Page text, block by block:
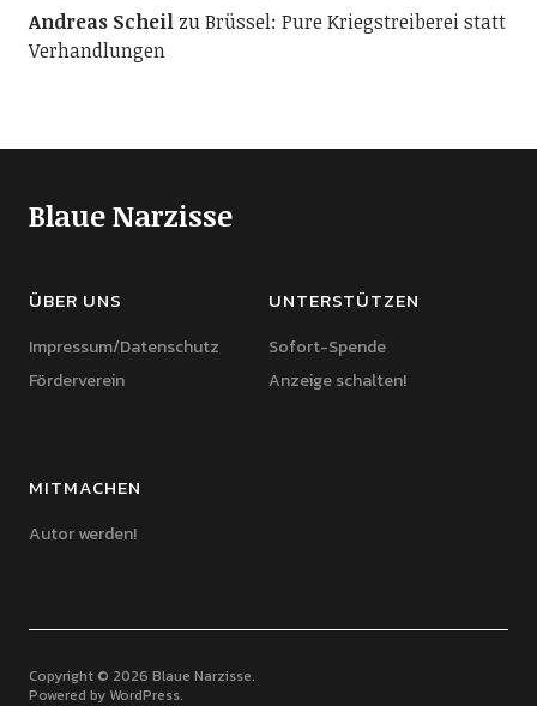
Andreas ScheilzuBrüssel: Pure Kriegstreiberei statt
Verhandlungen
Blaue Narzisse
ÜBER UNS
Impressum/Datenschutz
Förderverein
UNTERSTÜTZEN
Sofort-Spende
Anzeige schalten!
MITMACHEN
Autor werden!
Copyright © 2026 Blaue Narzisse
Powered by WordPress